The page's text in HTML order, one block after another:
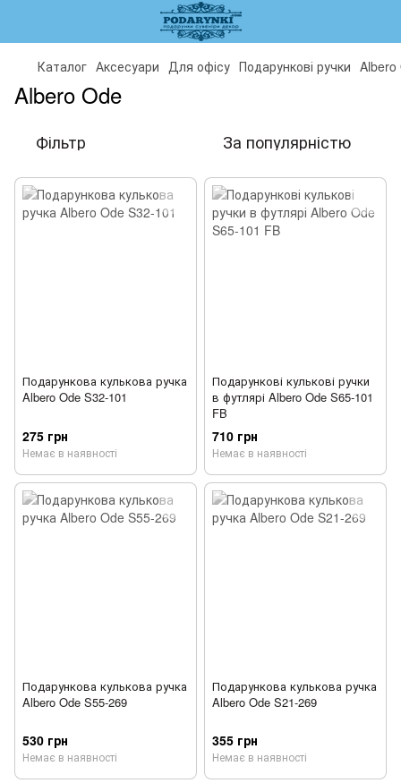
Каталог Аксесуари Для офісу Подарункові ручки Albero
Albero Ode
Фільтр За популярністю
Подарункова кулькова ручка
Albero Ode S32-101
275 грн
Немає в наявності
Подарункові кулькові ручки
в футлярі Albero Ode S65-101
FB
710 грн
Немає в наявності
Подарункова кулькова ручка
Albero Ode S55-269
530 грн
Немає в наявності
Подарункова кулькова ручка
Albero Ode S21-269
355 грн
Немає в наявності